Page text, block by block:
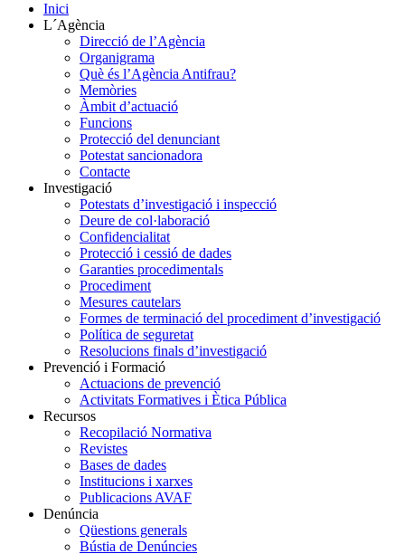
Inici
L´Agència
Direcció de l’Agència
Organigrama
Què és l’Agència Antifrau?
Memòries
Àmbit d’actuació
Funcions
Protecció del denunciant
Potestat sancionadora
Contacte
Investigació
Potestats d’investigació i inspecció
Deure de col·laboració
Confidencialitat
Protecció i cessió de dades
Garanties procedimentals
Procediment
Mesures cautelars
Formes de terminació del procediment d’investigació
Política de seguretat
Resolucions finals d’investigació
Prevenció i Formació
Actuacions de prevenció
Activitats Formatives i Ètica Pública
Recursos
Recopilació Normativa
Revistes
Bases de dades
Institucions i xarxes
Publicacions AVAF
Denúncia
Qüestions generals
Bústia de Denúncies